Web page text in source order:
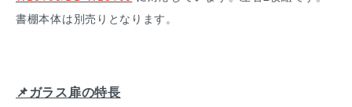
書棚本体は別売りとなります。
📌ガラス扉の特長